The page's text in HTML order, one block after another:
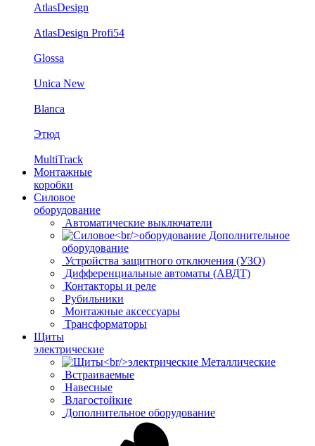
AtlasDesign
AtlasDesign Profi54
Glossa
Unica New
Blanca
Этюд
MultiTrack
Монтажные
коробки
Силовое
оборудование
Автоматические выключатели
Дополнительное
оборудование
Устройства защитного отключения (УЗО)
Дифференциальные автоматы (АВДТ)
Контакторы и реле
Рубильники
Монтажные аксессуары
Трансформаторы
Щиты
электрические
Металлические
Встраиваемые
Навесные
Влагостойкие
Дополнительное оборудование